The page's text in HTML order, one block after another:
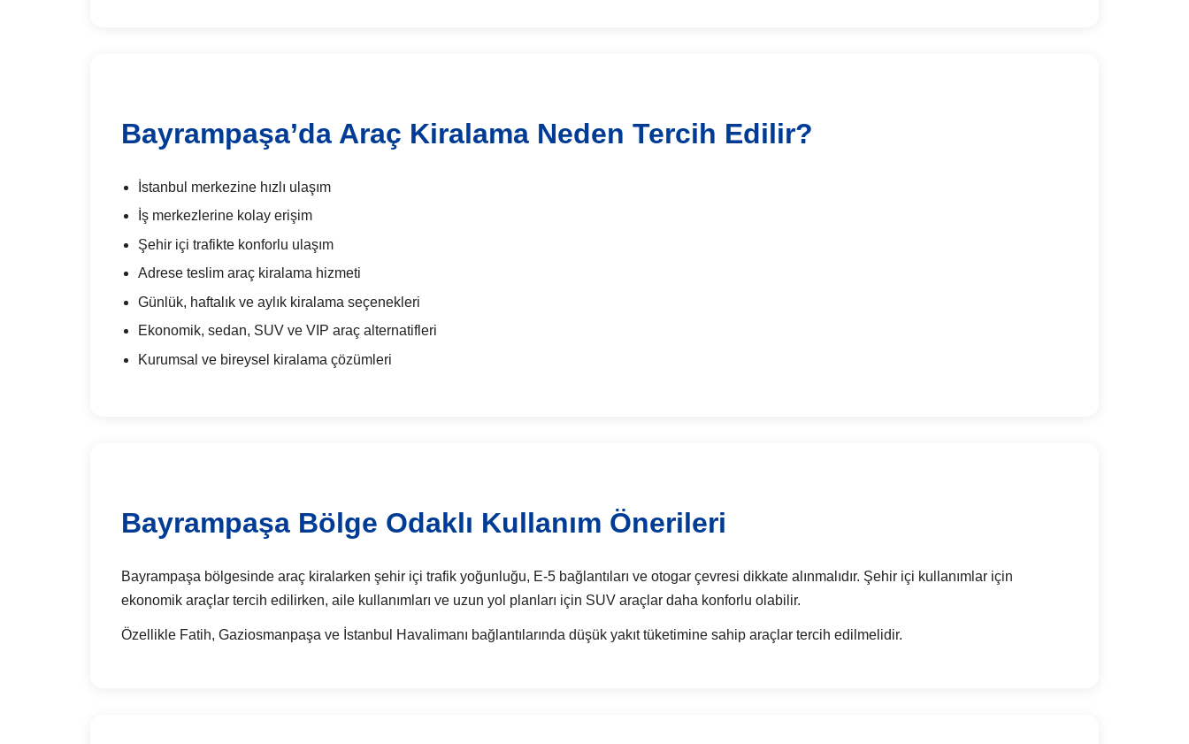
Bayrampaşa’da Araç Kiralama Neden Tercih Edilir?
İstanbul merkezine hızlı ulaşım
İş merkezlerine kolay erişim
Şehir içi trafikte konforlu ulaşım
Adrese teslim araç kiralama hizmeti
Günlük, haftalık ve aylık kiralama seçenekleri
Ekonomik, sedan, SUV ve VIP araç alternatifleri
Kurumsal ve bireysel kiralama çözümleri
Bayrampaşa Bölge Odaklı Kullanım Önerileri
Bayrampaşa bölgesinde araç kiralarken şehir içi trafik yoğunluğu, E-5 bağlantıları ve otogar çevresi dikkate alınmalıdır. Şehir içi kullanımlar için
ekonomik araçlar tercih edilirken, aile kullanımları ve uzun yol planları için SUV araçlar daha konforlu olabilir.
Özellikle Fatih, Gaziosmanpaşa ve İstanbul Havalimanı bağlantılarında düşük yakıt tüketimine sahip araçlar tercih edilmelidir.